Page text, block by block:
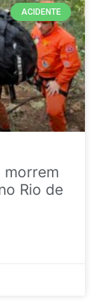
ACIDENTE
morrem
Rio de